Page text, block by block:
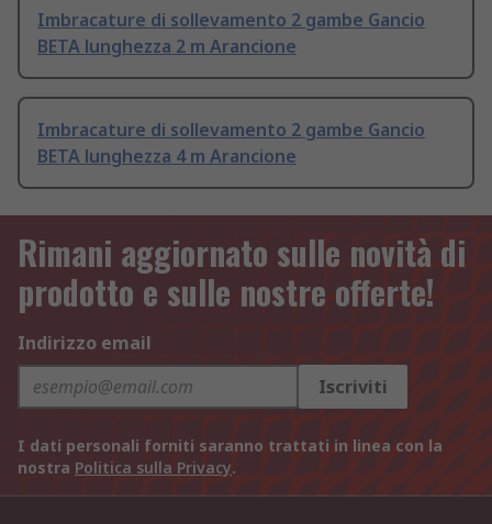
Imbracature di sollevamento 2 gambe Gancio
BETA lunghezza 2 m Arancione
Imbracature di sollevamento 2 gambe Gancio
BETA lunghezza 4 m Arancione
Rimani aggiornato sulle novità di
prodotto e sulle nostre offerte!
Indirizzo email
Iscriviti
I dati personali forniti saranno trattati in linea con la
nostra Politica sulla Privacy.